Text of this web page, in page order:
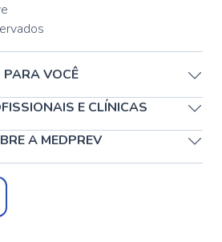
PARA VOCÊ
E CLÍNICAS
A MEDPREV